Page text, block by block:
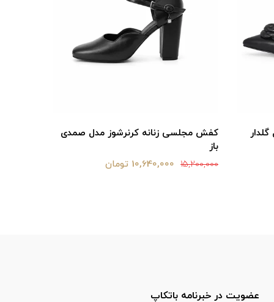
کفش مجلسی زنانه کرنرشوز مدل صمدی
باز
15,200,000 10,640,000 تومان
عضویت در خبرنامه باتکاپ